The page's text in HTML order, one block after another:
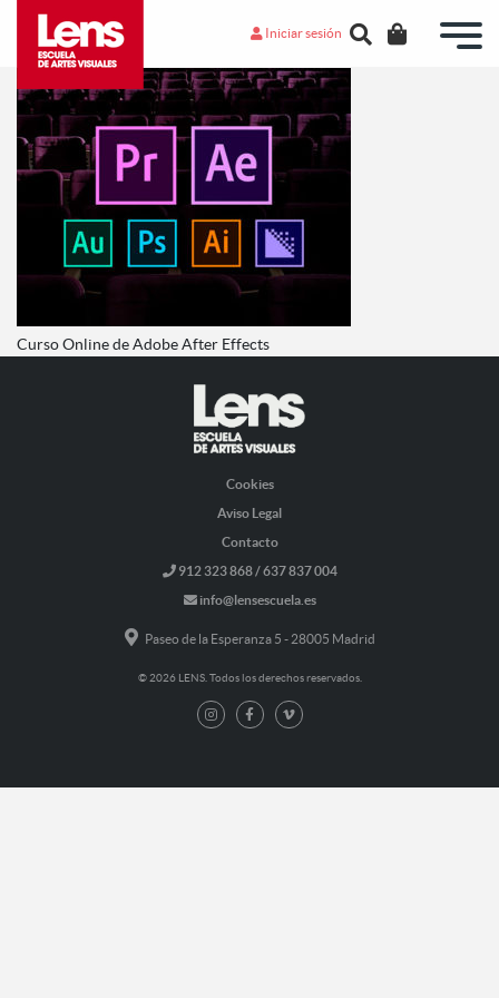
Iniciar sesión
Curso Online de Adobe After Effects
Cookies
Aviso Legal
Contacto
912 323 868 / 637 837 004
info@lensescuela.es
Paseo de la Esperanza 5 - 28005 Madrid
© 2026 LENS. Todos los derechos reservados.